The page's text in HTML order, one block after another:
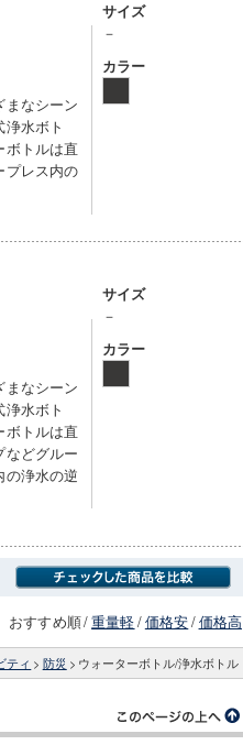
まなシーン
水ボト
ボトルは直
プレス内の
サイズ
－
カラー
まなシーン
水ボト
ボトルは直
などグルー
の浄水の逆
サイズ
－
カラー
おすすめ順/重量軽/価格安/価格高
ティ > 防災 > ウォーターボトル/浄水ボトル